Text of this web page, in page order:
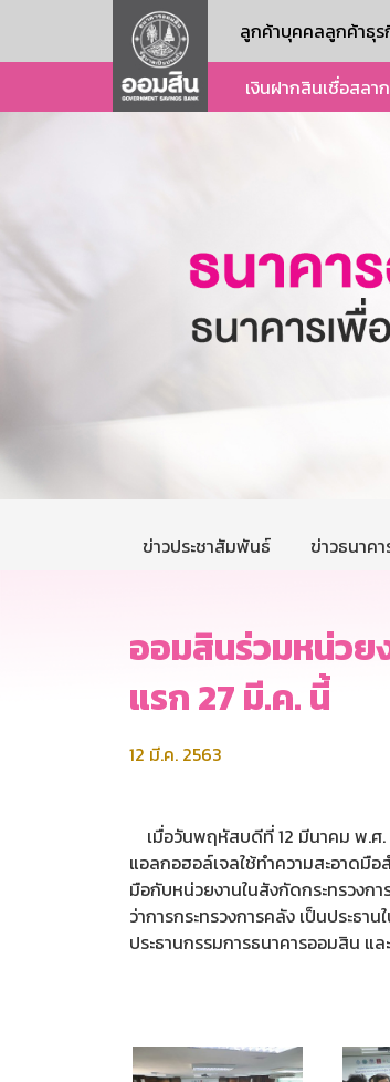
ลูกค้าบุคคลลูกค้าธุ
เงินฝากสินเชื่อสลา
ข่าวประชาสัมพันธ์ ข่าวธนาคา
ออมสินร่วมหน่วย
แรก 27 มี.ค. นี้
12 มี.ค. 2563
เมื่อวันพฤหัสบดีที่ 12 มีนาคม พ.ศ.
แอลกอฮอล์เจลใช้ทำความสะอาดมื
มือกับหน่วยงานในสังกัดกระทรวงก
ว่าการกระทรวงการคลัง เป็นประ
ประธานกรรมการธนาคารออมสิน